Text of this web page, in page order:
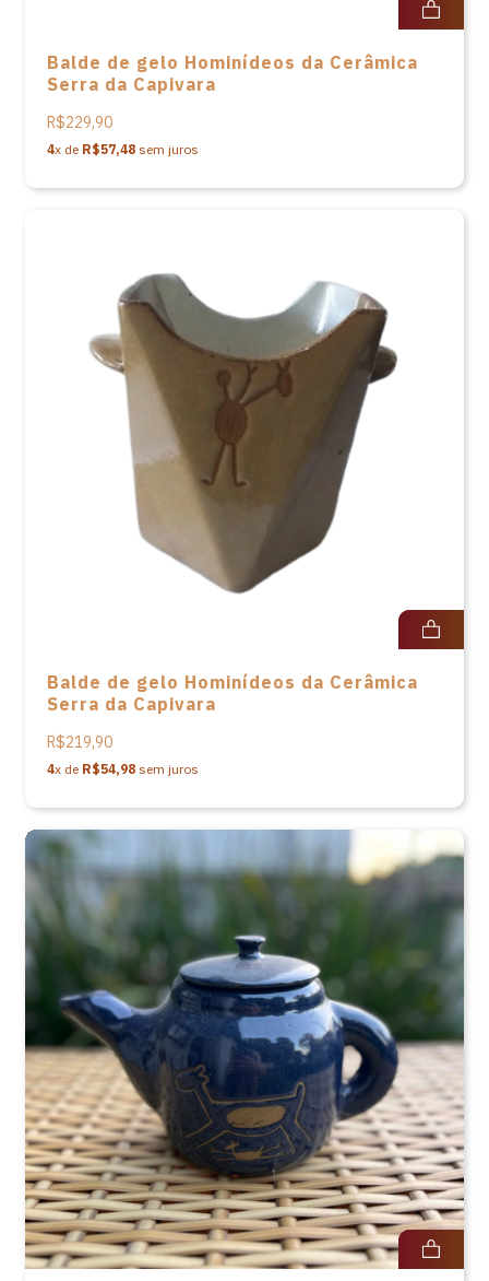
Balde de gelo Hominídeos da Cerâmica
Serra da Capivara
R$229,90
4x de R$57,48 sem juros
Balde de gelo Hominídeos da Cerâmica
Serra da Capivara
R$219,90
4x de R$54,98 sem juros